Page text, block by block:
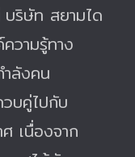
บริษัท สยามได
วามรู้ทาง
ำลังคน
บคู่ไปกับ
เนื่องจาก